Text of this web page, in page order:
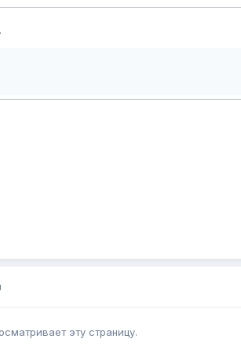
эту страницу.